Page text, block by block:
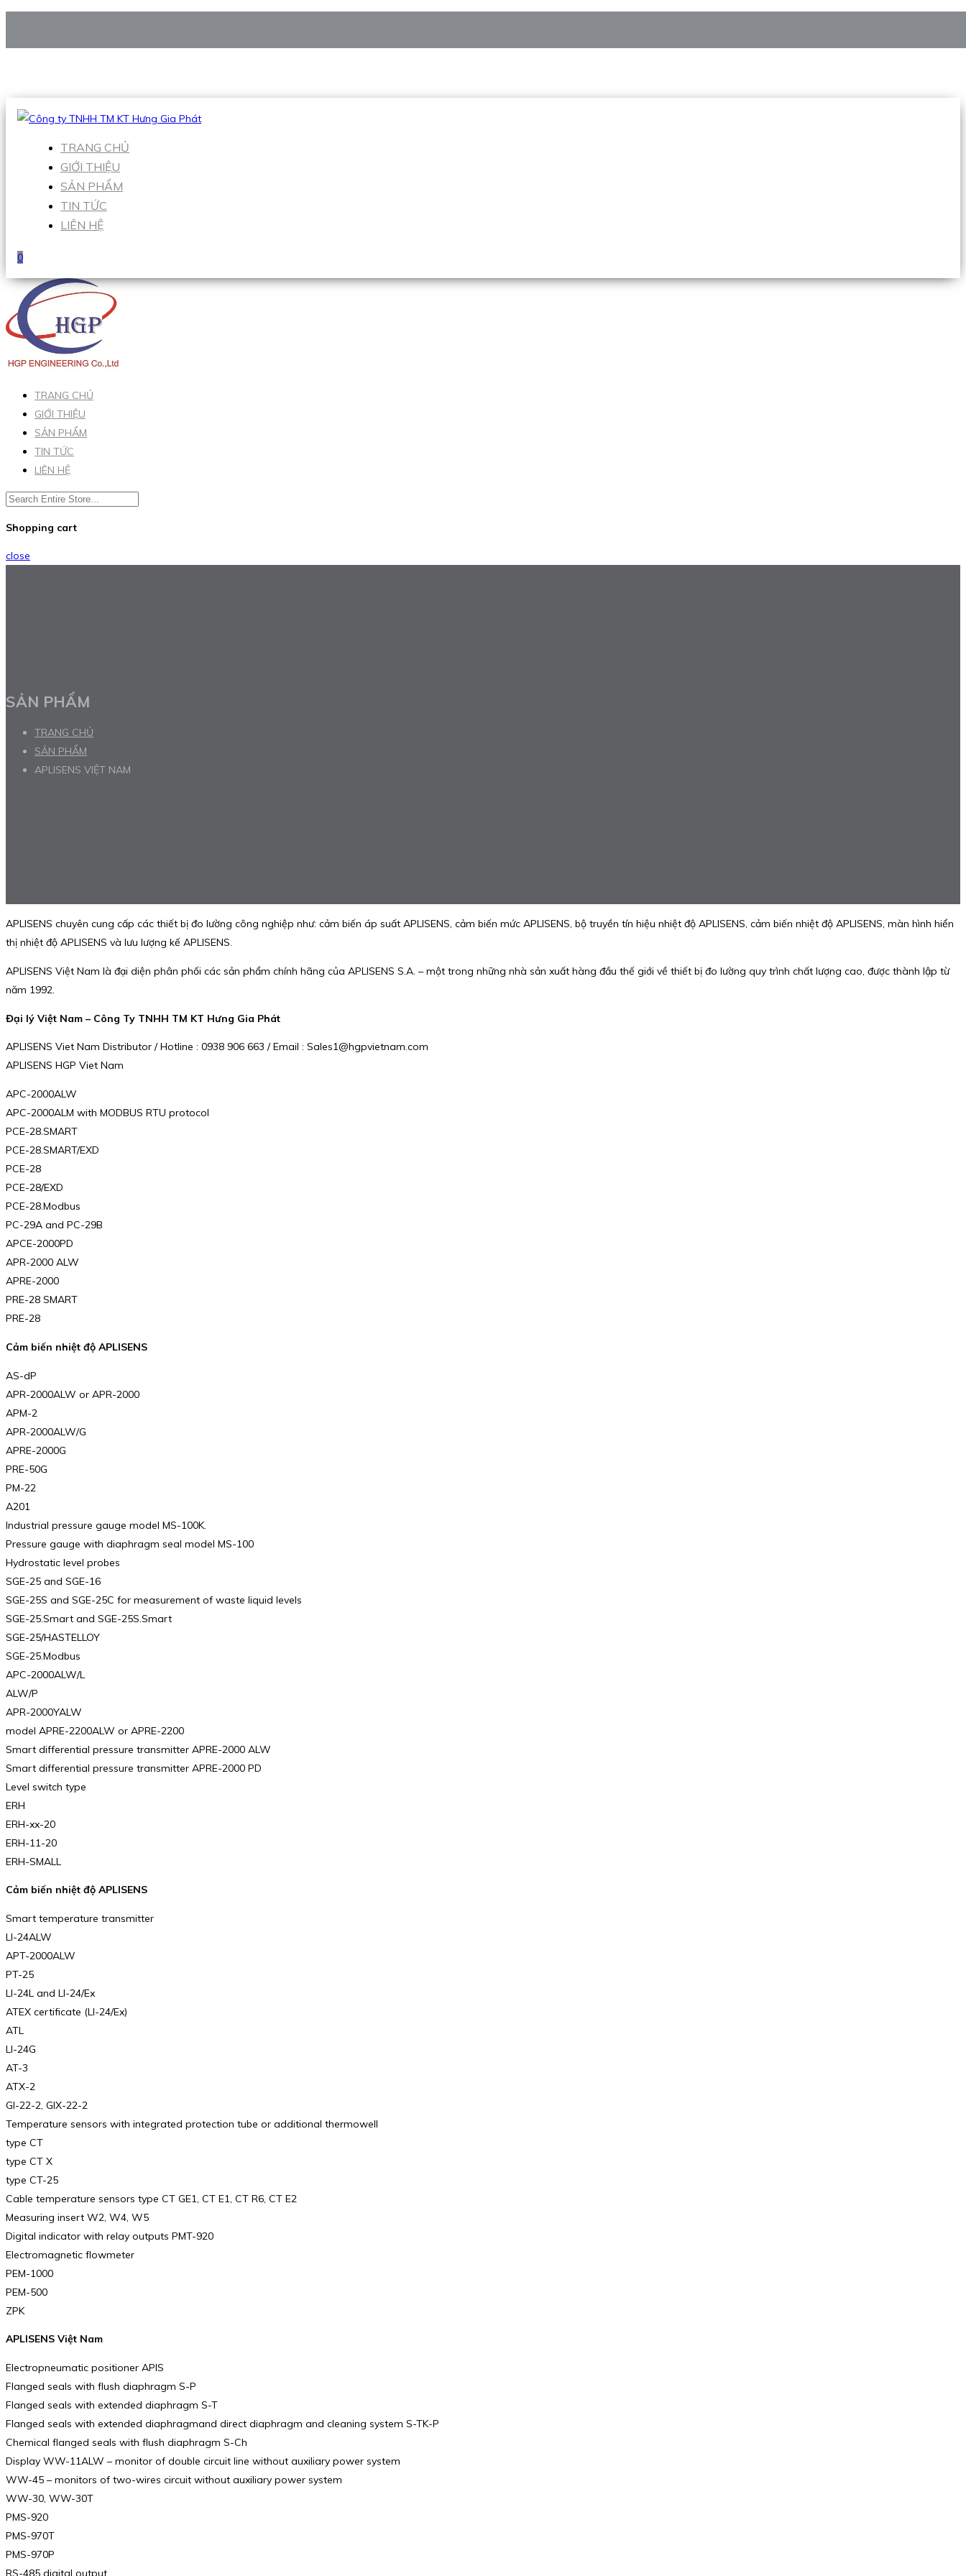
Hotline:0938 906 663
TRANG CHỦ
GIỚI THIỆU
SẢN PHẨM
TIN TỨC
LIÊN HỆ
0
TRANG CHỦ
GIỚI THIỆU
SẢN PHẨM
TIN TỨC
LIÊN HỆ
Shopping cart
close
SẢN PHẨM
TRANG CHỦ
SẢN PHẨM
APLISENS VIỆT NAM
APLISENS chuyên cung cấp các thiết bị đo lường công nghiệp như: cảm biến áp suất APLISENS, cảm biến mức APLISENS, bộ truyền tín hiệu nhiệt độ APLISENS, cảm biến nhiệt độ APLISENS, màn hình hiển
thị nhiệt độ APLISENS và lưu lượng kế APLISENS.
APLISENS Việt Nam là đại diện phân phối các sản phẩm chính hãng của APLISENS S.A. – một trong những nhà sản xuất hàng đầu thế giới về thiết bị đo lường quy trình chất lượng cao, được thành lập từ
năm 1992.
Đại lý Việt Nam – Công Ty TNHH TM KT Hưng Gia Phát
APLISENS Viet Nam Distributor / Hotline : 0938 906 663 / Email : Sales1@hgpvietnam.com
APLISENS HGP Viet Nam
APC-2000ALW
APC-2000ALM with MODBUS RTU protocol
PCE-28.SMART
PCE-28.SMART/EXD
PCE-28
PCE-28/EXD
PCE-28.Modbus
PC-29A and PC-29B
APCE-2000PD
APR-2000 ALW
APRE-2000
PRE-28 SMART
PRE-28
Cảm biến nhiệt độ APLISENS
AS-dP
APR-2000ALW or APR-2000
APM-2
APR-2000ALW/G
APRE-2000G
PRE-50G
PM-22
A201
Industrial pressure gauge model MS-100K.
Pressure gauge with diaphragm seal model MS-100
Hydrostatic level probes
SGE-25 and SGE-16
SGE-25S and SGE-25C for measurement of waste liquid levels
SGE-25.Smart and SGE-25S.Smart
SGE-25/HASTELLOY
SGE-25.Modbus
APC-2000ALW/L
ALW/P
APR-2000YALW
model APRE-2200ALW or APRE-2200
Smart differential pressure transmitter APRE-2000 ALW
Smart differential pressure transmitter APRE-2000 PD
Level switch type
ERH
ERH-xx-20
ERH-11-20
ERH-SMALL
Cảm biến nhiệt độ APLISENS
Smart temperature transmitter
LI-24ALW
APT-2000ALW
PT-25
LI-24L and LI-24/Ex
ATEX certificate (LI-24/Ex)
ATL
LI-24G
AT-3
ATX-2
GI-22-2, GIX-22-2
Temperature sensors with integrated protection tube or additional thermowell
type CT
type CT X
type CT-25
Cable temperature sensors type CT GE1, CT E1, CT R6, CT E2
Measuring insert W2, W4, W5
Digital indicator with relay outputs PMT-920
Electromagnetic flowmeter
PEM-1000
PEM-500
ZPK
APLISENS Việt Nam
Electropneumatic positioner APIS
Flanged seals with flush diaphragm S-P
Flanged seals with extended diaphragm S-T
Flanged seals with extended diaphragmand direct diaphragm and cleaning system S-TK-P
Chemical flanged seals with flush diaphragm S-Ch
Display WW-11ALW – monitor of double circuit line without auxiliary power system
WW-45 – monitors of two-wires circuit without auxiliary power system
WW-30, WW-30T
PMS-920
PMS-970T
PMS-970P
RS-485 digital output